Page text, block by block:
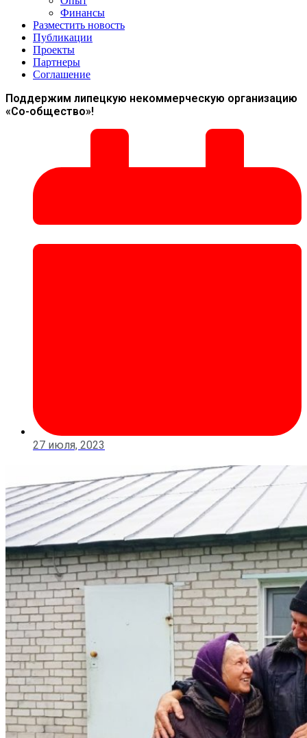
Финансы
Разместить новость
Публикации
Проекты
Партнеры
Соглашение
Поддержим липецкую некоммерческую организацию
«Со-общество»!
27 июля, 2023